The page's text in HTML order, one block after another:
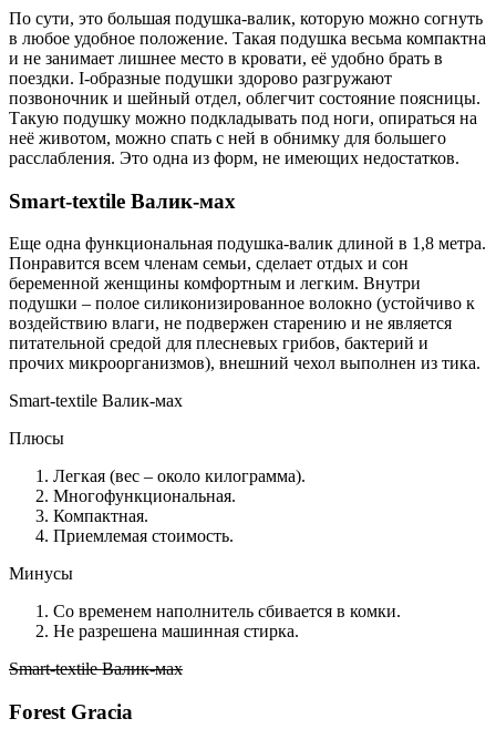
По сути, это большая подушка-валик, которую можно согнуть
в любое удобное положение. Такая подушка весьма компактна
и не занимает лишнее место в кровати, её удобно брать в
поездки. I-образные подушки здорово разгружают
позвоночник и шейный отдел, облегчит состояние поясницы.
Такую подушку можно подкладывать под ноги, опираться на
неё животом, можно спать с ней в обнимку для большего
расслабления. Это одна из форм, не имеющих недостатков.
Smart-textile Валик-мах
Еще одна функциональная подушка-валик длиной в 1,8 метра.
Понравится всем членам семьи, сделает отдых и сон
беременной женщины комфортным и легким. Внутри
подушки – полое силиконизированное волокно (устойчиво к
воздействию влаги, не подвержен старению и не является
питательной средой для плесневых грибов, бактерий и
прочих микроорганизмов), внешний чехол выполнен из тика.
Smart-textile Валик-мах
Плюсы
Легкая (вес – около килограмма).
Многофункциональная.
Компактная.
Приемлемая стоимость.
Минусы
Со временем наполнитель сбивается в комки.
Не разрешена машинная стирка.
Smart-textile Валик-мах
Forest Gracia